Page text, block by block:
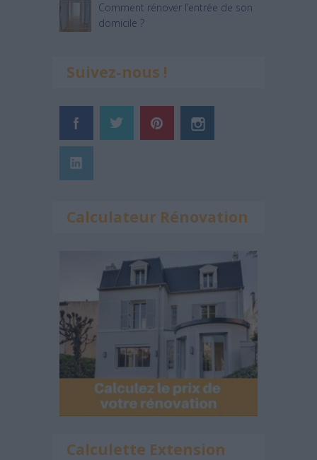
Comment rénover l’entrée de son
domicile ?
Suivez-nous !
Calculateur Rénovation
Calculette Extension